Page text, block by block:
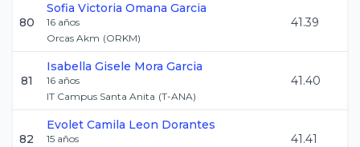
80
Sofia Victoria Omana Garcia
16 años
Orcas Akm (ORKM)
41.39
81
Isabella Gisele Mora Garcia
16 años
IT Campus Santa Anita (T-ANA)
41.40
82
Evolet Camila Leon Dorantes
15 años
41.41